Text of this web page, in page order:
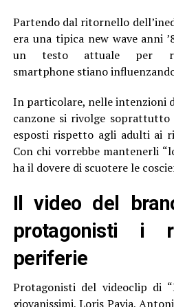
Partendo dal ritornello
era una tipica new wave anni
un testo attuale per
smartphone stiano
In particolare, nelle intenzioni
canzone si rivolge soprattutto
esposti rispetto agli adulti ai
Con chi vorrebbe mantenerli
ha il dovere di scuotere le
Il video del
protagonisti i
periferie
Protagonisti del videoclip di
giovanissimi, Loris Pavia,